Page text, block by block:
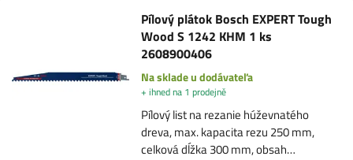
Pílový plátok Bosch EXPERT Tough
Wood S 1242 KHM 1 ks
2608900406
Na sklade u dodávateľa
+ ihned na 1 prodejně
Pílový list na rezanie húževnatého
dreva, max. kapacita rezu 250 mm,
celková dĺžka 300 mm, obsah…